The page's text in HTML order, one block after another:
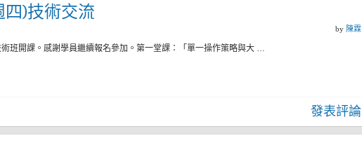
四)技術交流
by 陳霖
班開課。感謝學員繼續報名參加。第一堂課：「單一操作策略與大 …
發表評論